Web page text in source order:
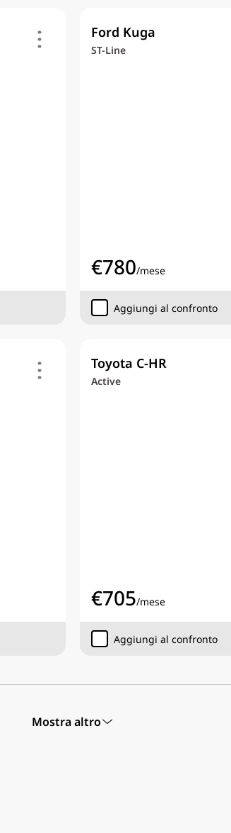
Ford Kuga
ST-Line
€780/mese
Aggiungi al confronto
Toyota C-HR
Active
€705/mese
Aggiungi al confronto
Mostra altro